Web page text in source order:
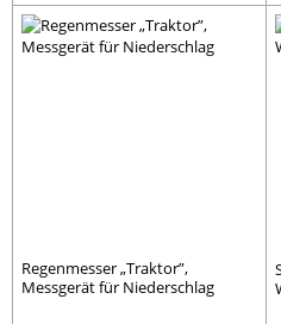
Regenmesser „Traktor”,
Messgerät für Niederschlag